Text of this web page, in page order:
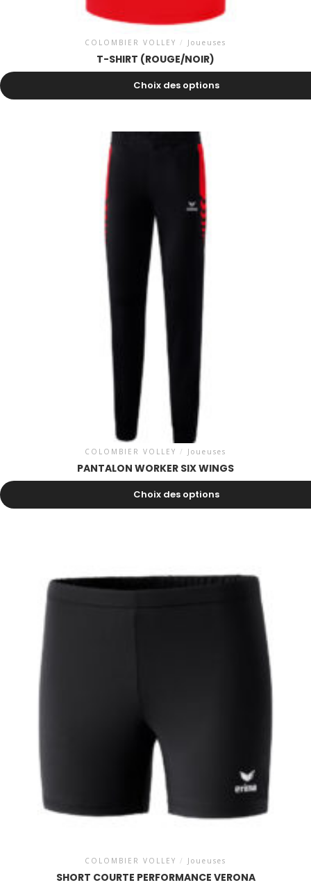
COLOMBIER VOLLEY / Joueuses
T-SHIRT (ROUGE/NOIR)
20.50
Choix des options
COLOMBIER VOLLEY / Joueuses
PANTALON WORKER SIX WINGS
33.00
Choix des options
COLOMBIER VOLLEY / Joueuses
SHORT COURTE PERFORMANCE VERONA